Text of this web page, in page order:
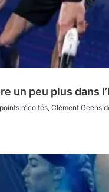
un peu plus dans
récoltés, Clément